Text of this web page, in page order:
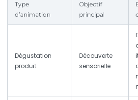
Type
d’animation
Objectif
principal
Dégustation
produit
Découverte
sensorielle